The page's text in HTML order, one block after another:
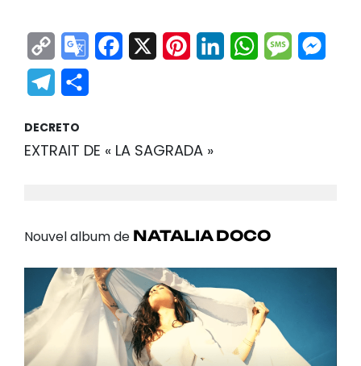
Copy
Link
GoogleFacebook
X Pinterest
LinkedInWhatsApp
Telegram
DECRETO
EXTRAIT DE « LA SAGRADA »
Nouvel album de NATALIA DOCO